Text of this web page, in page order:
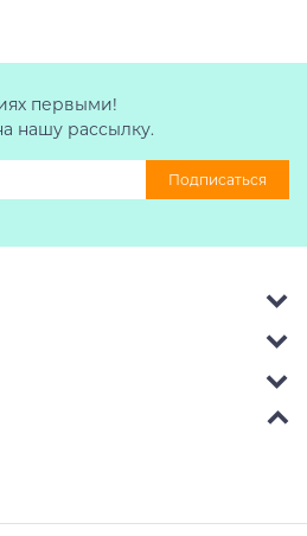
первыми!
нашу рассылку.
Подписаться
на авто
на авто